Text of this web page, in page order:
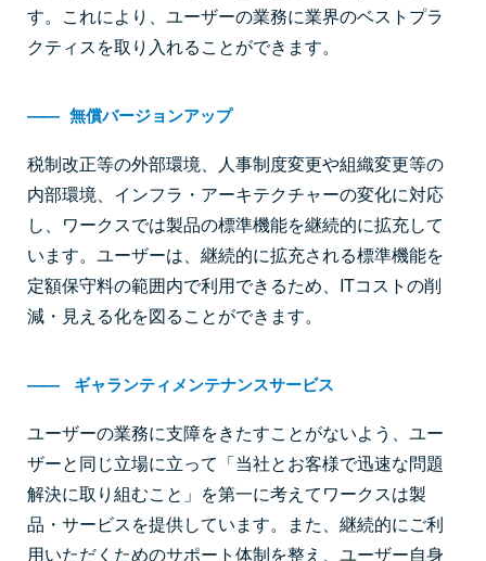
す。これにより、ユーザーの業務に業界のベストプラ
クティスを取り入れることができます。
―― 無償バージョンアップ
税制改正等の外部環境、人事制度変更や組織変更等の
内部環境、インフラ・アーキテクチャーの変化に対応
し、ワークスでは製品の標準機能を継続的に拡充して
います。ユーザーは、継続的に拡充される標準機能を
定額保守料の範囲内で利用できるため、ITコストの削
減・見える化を図ることができます。
―― ギャランティメンテナンスサービス
ユーザーの業務に支障をきたすことがないよう、ユー
ザーと同じ立場に立って「当社とお客様で迅速な問題
解決に取り組むこと」を第一に考えてワークスは製
品・サービスを提供しています。また、継続的にご利
用いただくためのサポート体制を整え、ユーザー自身